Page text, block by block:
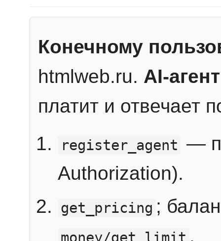
Конечному
htmlweb.ru. AI-агент
платит и отвечает
register_agent —
Authorization).
get_pricing ;
.